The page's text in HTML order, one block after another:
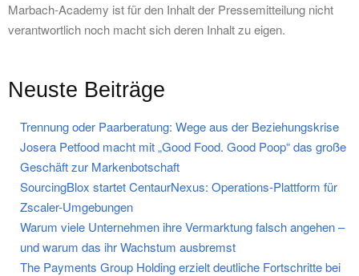
Marbach-Academy ist für den Inhalt der Pressemitteilung nicht
verantwortlich noch macht sich deren Inhalt zu eigen.
Neuste Beiträge
Trennung oder Paarberatung: Wege aus der Beziehungskrise
Josera Petfood macht mit „Good Food. Good Poop“ das große
Geschäft zur Markenbotschaft
SourcingBlox startet CentaurNexus: Operations-Plattform für
Zscaler-Umgebungen
Warum viele Unternehmen ihre Vermarktung falsch angehen –
und warum das ihr Wachstum ausbremst
The Payments Group Holding erzielt deutliche Fortschritte bei